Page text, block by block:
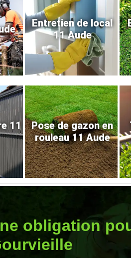
Entretien de local
11 Aude
11
Pose de gazon en
rouleau 11 Aude
obligation